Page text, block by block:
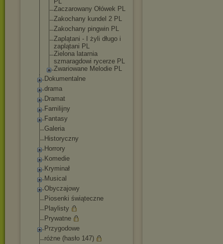
Zaczarowany Ołówek PL
Zakochany kundel 2 PL
Zakochany pingwin PL
Zaplątani - I żyli długo i
zaplątani PL
Zielona latarnia
szmaragdowi rycerze PL
Zwariowane Melodie PL
Dokumentalne
drama
Dramat
Familijny
Fantasy
Galeria
Historyczny
Horrory
Komedie
Kryminał
Musical
Obyczajowy
Piosenki świąteczne
Playlisty
Prywatne
Przygodowe
różne (hasło 147)